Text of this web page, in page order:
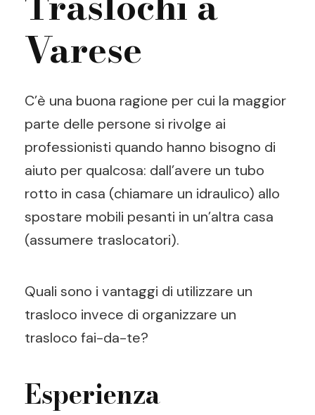
Varese
C’è una buona ragione per cui la maggior
parte delle persone si rivolge ai
professionisti quando hanno bisogno di
aiuto per qualcosa: dall’avere un tubo
rotto in casa (chiamare un idraulico) allo
spostare mobili pesanti in un’altra casa
(assumere traslocatori).
Quali sono i vantaggi di utilizzare un
trasloco invece di organizzare un
trasloco fai-da-te?
Esperienza